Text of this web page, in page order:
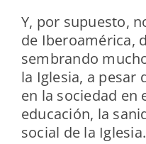
Y, por supuesto,
de Iberoamérica,
sembrando
la Iglesia, a pesar
en la sociedad en
educación, la
social de la